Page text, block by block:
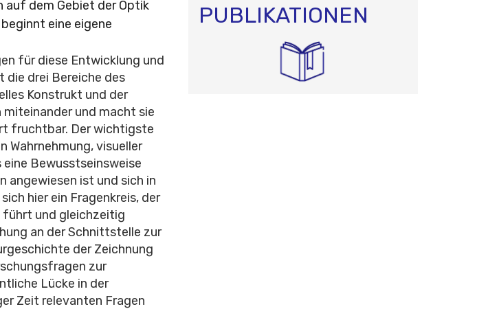
auf dem Gebiet der Optik
eine eigene
für diese Entwicklung und
die drei Bereiche des
Konstrukt und der
miteinander und macht sie
fruchtbar. Der wichtigste
Wahrnehmung, visueller
Bewusstseinsweise
angewiesen ist und sich in
hier ein Fragenkreis, der
führt und gleichzeitig
an der Schnittstelle zur
der Zeichnung
zur
Lücke in der
Zeit relevanten Fragen
PUBLIKATIONEN